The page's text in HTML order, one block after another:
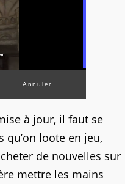
Annuler
à jour, il faut se
qu’on loote en jeu,
de nouvelles sur
mettre les mains